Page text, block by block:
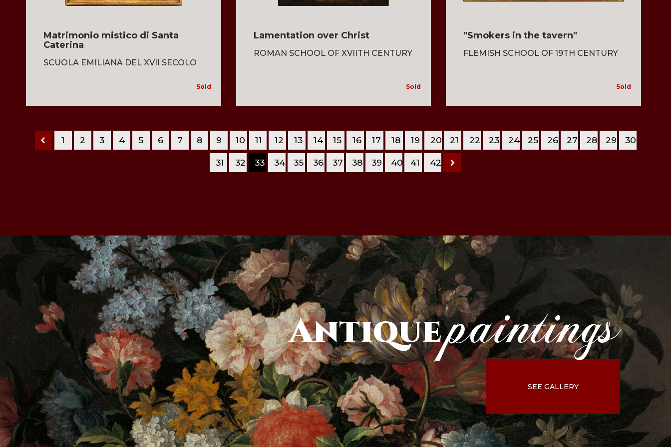
Matrimonio mistico di Santa
Caterina
SCUOLA EMILIANA DEL XVII SECOLO
Sold
Lamentation over Christ
ROMAN SCHOOL OF XVIITH CENTURY
Sold
"Smokers in the tavern"
FLEMISH SCHOOL OF 19TH CENTURY
Sold
1 2 3 4 5 6 7 8 9 10 11 12 13 14 15 16 17 18 19 20 21 22 23 24 25 26 27 28 29 30
31 32 33 34 35 36 37 38 39 40 41 42
Antique paintings
SEE GALLERY